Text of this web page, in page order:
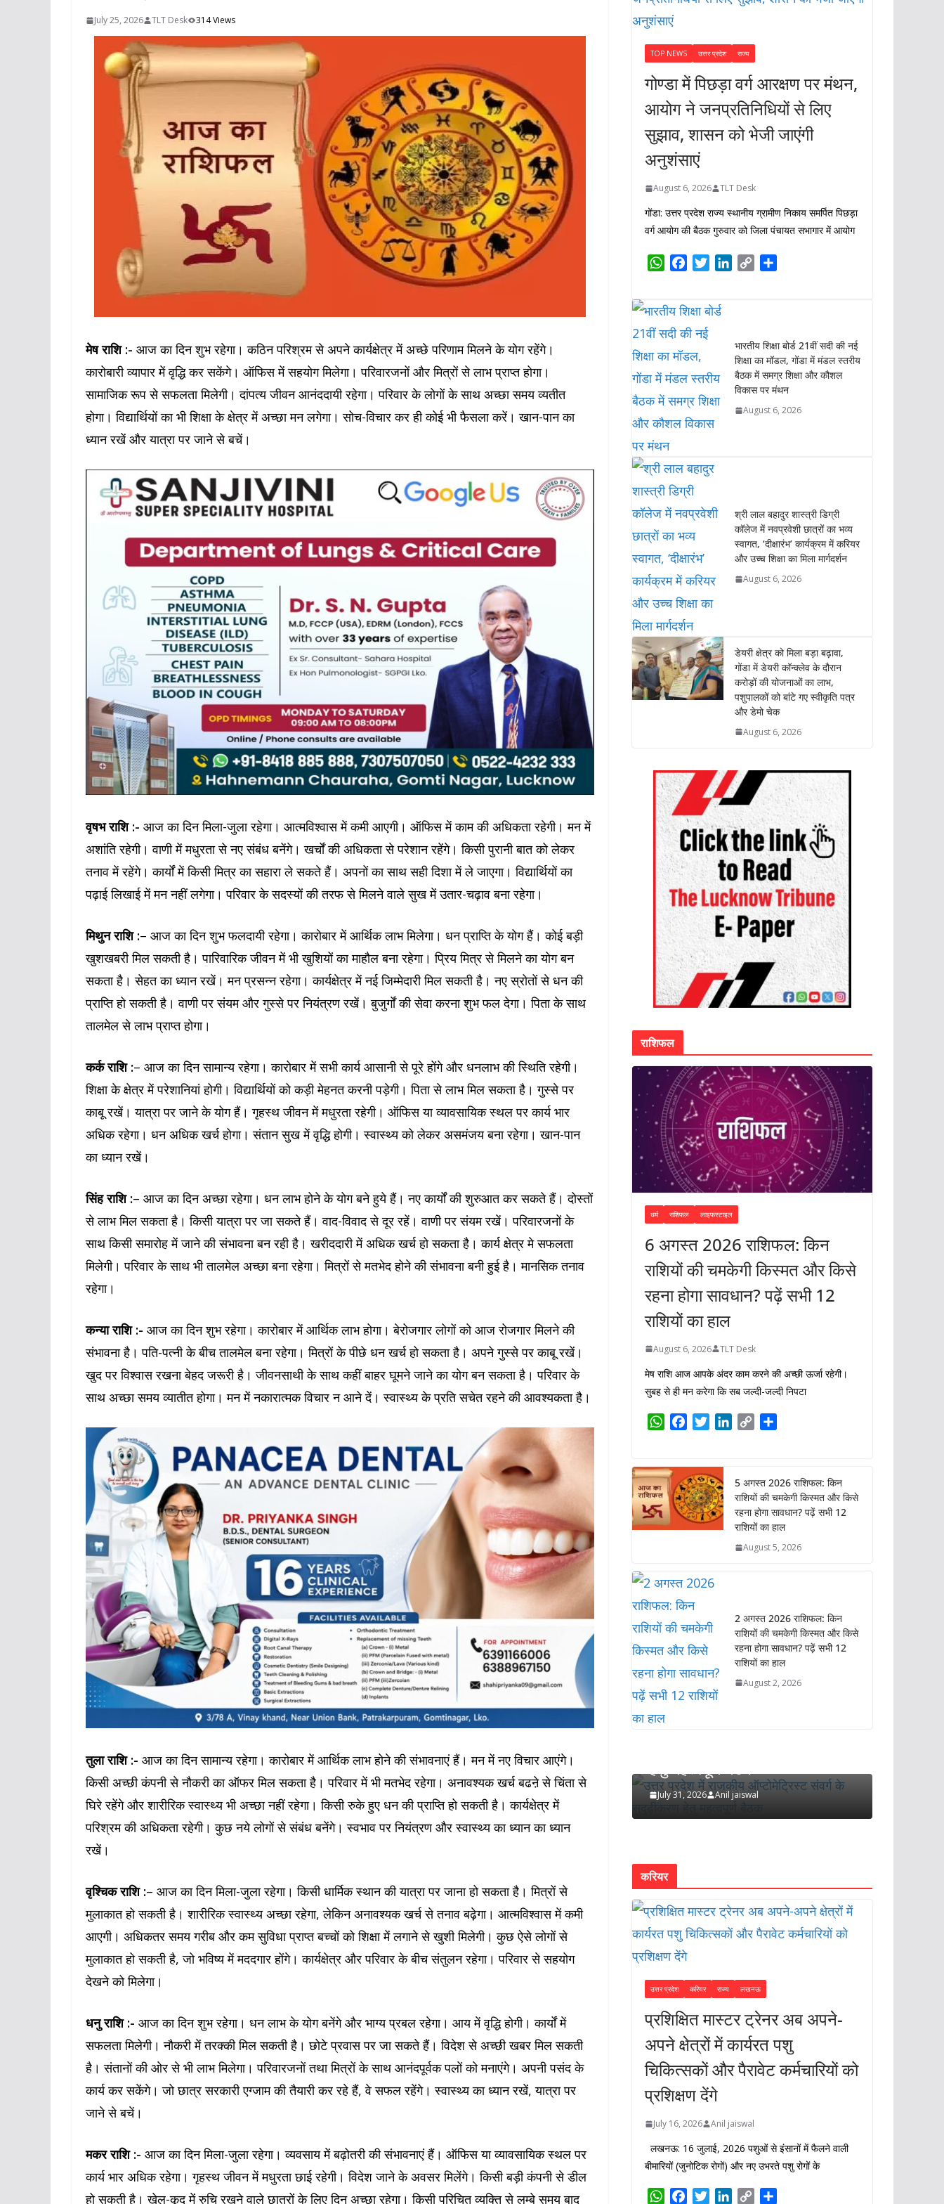
July 25, 2026 TLT Desk 314 Views
मेष राशि :- आज का दिन शुभ रहेगा। कठिन परिश्रम से अपने कार्यक्षेत्र में अच्छे परिणाम मिलने के योग रहेंगे।
कारोबारी व्यापार में वृद्धि कर सकेंगे। ऑफिस में सहयोग मिलेगा। परिवारजनों और मित्रों से लाभ प्राप्त होगा।
सामाजिक रूप से सफलता मिलेगी। दांपत्य जीवन आनंददायी रहेगा। परिवार के लोगों के साथ अच्छा समय व्यतीत
होगा। विद्यार्थियों का भी शिक्षा के क्षेत्र में अच्छा मन लगेगा। सोच-विचार कर ही कोई भी फैसला करें। खान-पान का
ध्यान रखें और यात्रा पर जाने से बचें।
वृषभ राशि :- आज का दिन मिला-जुला रहेगा। आत्मविश्वास में कमी आएगी। ऑफिस में काम की अधिकता रहेगी। मन में
अशांति रहेगी। वाणी में मधुरता से नए संबंध बनेंगे। खर्चों की अधिकता से परेशान रहेंगे। किसी पुरानी बात को लेकर
तनाव में रहेंगे। कार्यों में किसी मित्र का सहारा ले सकते हैं। अपनों का साथ सही दिशा में ले जाएगा। विद्यार्थियों का
पढ़ाई लिखाई में मन नहीं लगेगा। परिवार के सदस्यों की तरफ से मिलने वाले सुख में उतार-चढ़ाव बना रहेगा।
मिथुन राशि :– आज का दिन शुभ फलदायी रहेगा। कारोबार में आर्थिक लाभ मिलेगा। धन प्राप्ति के योग हैं। कोई बड़ी
खुशखबरी मिल सकती है। पारिवारिक जीवन में भी खुशियों का माहौल बना रहेगा। प्रिय मित्र से मिलने का योग बन
सकता है। सेहत का ध्यान रखें। मन प्रसन्न रहेगा। कार्यक्षेत्र में नई जिम्मेदारी मिल सकती है। नए स्रोतों से धन की
प्राप्ति हो सकती है। वाणी पर संयम और गुस्से पर नियंत्रण रखें। बुजुर्गों की सेवा करना शुभ फल देगा। पिता के साथ
तालमेल से लाभ प्राप्त होगा।
कर्क राशि :– आज का दिन सामान्य रहेगा। कारोबार में सभी कार्य आसानी से पूरे होंगे और धनलाभ की स्थिति रहेगी।
शिक्षा के क्षेत्र में परेशानियां होगी। विद्यार्थियों को कड़ी मेहनत करनी पड़ेगी। पिता से लाभ मिल सकता है। गुस्से पर
काबू रखें। यात्रा पर जाने के योग हैं। गृहस्थ जीवन में मधुरता रहेगी। ऑफिस या व्यावसायिक स्थल पर कार्य भार
अधिक रहेगा। धन अधिक खर्च होगा। संतान सुख में वृद्धि होगी। स्वास्थ्य को लेकर असमंजय बना रहेगा। खान-पान
का ध्यान रखें।
सिंह राशि :– आज का दिन अच्छा रहेगा। धन लाभ होने के योग बने हुये हैं। नए कार्यों की शुरुआत कर सकते हैं। दोस्तों
से लाभ मिल सकता है। किसी यात्रा पर जा सकते हैं। वाद-विवाद से दूर रहें। वाणी पर संयम रखें। परिवारजनों के
साथ किसी समारोह में जाने की संभावना बन रही है। खरीददारी में अधिक खर्च हो सकता है। कार्य क्षेत्र मे सफलता
मिलेगी। परिवार के साथ भी तालमेल अच्छा बना रहेगा। मित्रों से मतभेद होने की संभावना बनी हुई है। मानसिक तनाव
रहेगा।
कन्या राशि :- आज का दिन शुभ रहेगा। कारोबार में आर्थिक लाभ होगा। बेरोजगार लोगों को आज रोजगार मिलने की
संभावना है। पति-पत्नी के बीच तालमेल बना रहेगा। मित्रों के पीछे धन खर्च हो सकता है। अपने गुस्से पर काबू रखें।
खुद पर विश्वास रखना बेहद जरूरी है। जीवनसाथी के साथ कहीं बाहर घूमने जाने का योग बन सकता है। परिवार के
साथ अच्छा समय व्यातीत होगा। मन में नकारात्मक विचार न आने दें। स्वास्थ्य के प्रति सचेत रहने की आवश्यकता है।
तुला राशि :- आज का दिन सामान्य रहेगा। कारोबार में आर्थिक लाभ होने की संभावनाएं हैं। मन में नए विचार आएंगे।
किसी अच्छी कंपनी से नौकरी का ऑफर मिल सकता है। परिवार में भी मतभेद रहेगा। अनावश्यक खर्च बढऩे से चिंता से
घिरे रहेंगे और शारीरिक स्वास्थ्य भी अच्छा नहीं रहेगा। किसी रुके हुए धन की प्राप्ति हो सकती है। कार्यक्षेत्र में
परिश्रम की अधिकता रहेगी। कुछ नये लोगों से संबंध बनेंगे। स्वभाव पर नियंत्रण और स्वास्थ्य का ध्यान का ध्यान
रखें।
वृश्चिक राशि :– आज का दिन मिला-जुला रहेगा। किसी धार्मिक स्थान की यात्रा पर जाना हो सकता है। मित्रों से
मुलाकात हो सकती है। शारीरिक स्वास्थ्य अच्छा रहेगा, लेकिन अनावश्यक खर्च से तनाव बढ़ेगा। आत्मविश्वास में कमी
आएगी। अधिकतर समय गरीब और कम सुविधा प्राप्त बच्चों को शिक्षा में लगाने से खुशी मिलेगी। कुछ ऐसे लोगों से
मुलाकात हो सकती है, जो भविष्य में मददगार होंगे। कार्यक्षेत्र और परिवार के बीच संतुलन रहेगा। परिवार से सहयोग
देखने को मिलेगा।
धनु राशि :- आज का दिन शुभ रहेगा। धन लाभ के योग बनेंगे और भाग्य प्रबल रहेगा। आय में वृद्धि होगी। कार्यों में
सफलता मिलेगी। नौकरी में तरक्की मिल सकती है। छोटे प्रवास पर जा सकते हैं। विदेश से अच्छी खबर मिल सकती
है। संतानों की ओर से भी लाभ मिलेगा। परिवारजनों तथा मित्रों के साथ आनंदपूर्वक पलों को मनाएंगे। अपनी पसंद के
कार्य कर सकेंगे। जो छात्र सरकारी एग्जाम की तैयारी कर रहे हैं, वे सफल रहेंगे। स्वास्थ्य का ध्यान रखें, यात्रा पर
जाने से बचें।
मकर राशि :- आज का दिन मिला-जुला रहेगा। व्यवसाय में बढ़ोतरी की संभावनाएं हैं। ऑफिस या व्यावसायिक स्थल पर
कार्य भार अधिक रहेगा। गृहस्थ जीवन में मधुरता छाई रहेगी। विदेश जाने के अवसर मिलेंगे। किसी बड़ी कंपनी से डील
हो सकती है। खेल-कूद में रुचि रखने वाले छात्रों के लिए दिन अच्छा रहेगा। किसी परिचित व्यक्ति से लम्बे समय बाद
TOP NEWS उत्तर प्रदेश राज्य
गोण्डा में पिछड़ा वर्ग आरक्षण पर मंथन,
आयोग ने जनप्रतिनिधियों से लिए
सुझाव, शासन को भेजी जाएंगी
अनुशंसाएं
August 6, 2026 TLT Desk
गोंडा: उत्तर प्रदेश राज्य स्थानीय ग्रामीण निकाय समर्पित पिछड़ा
वर्ग आयोग की बैठक गुरुवार को जिला पंचायत सभागार में आयोग
W
t
s
p
p
e
b
o
k
t
d
I
n
i
n
k
भारतीय शिक्षा बोर्ड 21वीं सदी की नई
शिक्षा का मॉडल, गोंडा में मंडल स्तरीय
बैठक में समग्र शिक्षा और कौशल
विकास पर मंथन
August 6, 2026
श्री लाल बहादुर शास्त्री डिग्री
कॉलेज में नवप्रवेशी छात्रों का भव्य
स्वागत, ‘दीक्षारंभ’ कार्यक्रम में करियर
और उच्च शिक्षा का मिला मार्गदर्शन
August 6, 2026
डेयरी क्षेत्र को मिला बड़ा बढ़ावा,
गोंडा में डेयरी कॉन्क्लेव के दौरान
करोड़ों की योजनाओं का लाभ,
पशुपालकों को बांटे गए स्वीकृति पत्र
और डेमो चेक
August 6, 2026
राशिफल
धर्म राशिफल लाइफस्टाइल
6 अगस्त 2026 राशिफल: किन
राशियों की चमकेगी किस्मत और किसे
रहना होगा सावधान? पढ़ें सभी 12
राशियों का हाल
August 6, 2026 TLT Desk
मेष राशि आज आपके अंदर काम करने की अच्छी ऊर्जा रहेगी।
सुबह से ही मन करेगा कि सब जल्दी-जल्दी निपटा
W
t
s
A
p
e
b
o
o
t
t
e
r
e
d
I
L
i
n
e
5 अगस्त 2026 राशिफल: किन
राशियों की चमकेगी किस्मत और किसे
रहना होगा सावधान? पढ़ें सभी 12
राशियों का हाल
August 5, 2026
2 अगस्त 2026 राशिफल: किन
राशियों की चमकेगी किस्मत और किसे
रहना होगा सावधान? पढ़ें सभी 12
राशियों का हाल
August 2, 2026
TOP NEWS राज्य लखनऊ
लखनऊ: यूपी फार्मेसी कॉलेज एवं
फार्मा इंडस्ट्रीज वेलफेयर
एसोसिएशन की आम सभा संपन्न,
PCI अध्यक्ष डॉ. मंतु पटेल ने
वर्चुअल संबोधन में दिए अहम सुझाव
किरण फाउंडेशन के “एक पौधा माँ के
एवं शिक्षण सामग्री वितरण सम्पन्न
उत्तर प्रदेश राज्य लखनऊ
उत्तर प्रदेश में राजकीय
हेतु महत्वपूर्ण बैठक
July 31, 2026 Anil jaiswal
करियर
उत्तर प्रदेश करियर राज्य लखनऊ
प्रशिक्षित मास्टर ट्रेनर अब अपने-
अपने क्षेत्रों में कार्यरत पशु
चिकित्सकों और पैरावेट कर्मचारियों को
प्रशिक्षण देंगे
July 16, 2026 Anil jaiswal
लखनऊ: 16 जुलाई, 2026 पशुओं से इंसानों में फैलने वाली
बीमारियों (जुनोटिक रोगों) और नए उभरते पशु रोगों के
W